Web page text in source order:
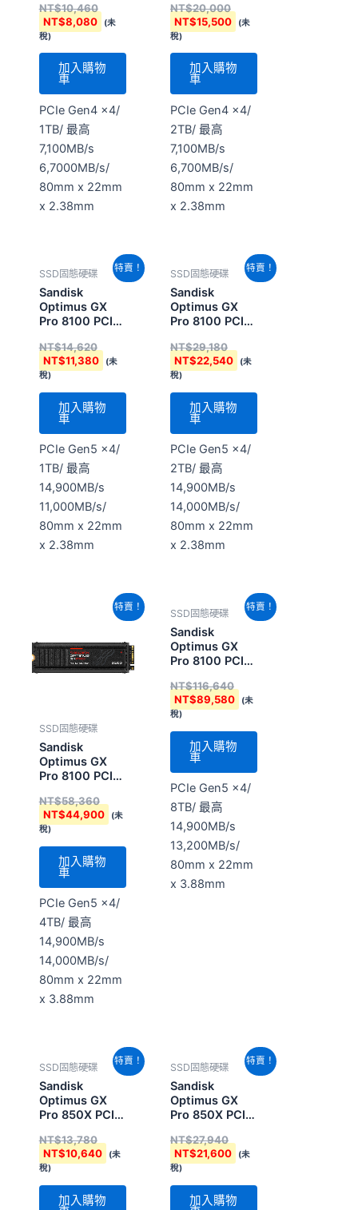
000E0)
NT$10,460
NT$8,080
(未
稅)
加入購物
車
PCIe Gen4 x4/
1TB/ 最高
7,100MB/s
6,7000MB/s/
80mm x 22mm
x 2.38mm
000E0)
NT$20,000
NT$15,500
(未
稅)
加入購物
車
PCIe Gen4 x4/
2TB/ 最高
7,100MB/s
6,700MB/s/
80mm x 22mm
x 2.38mm
特賣！
SSD固態硬碟
Sandisk
Optimus GX
Pro 8100 PCIe
(SDSP82100TAN-
000E0)
NT$14,620
始
格：
NT$14,620。
NT$11,380
格：
NT$11,380。
(未
稅)
加入購物
車
PCIe Gen5 x4/
1TB/ 最高
14,900MB/s
11,000MB/s/
80mm x 22mm
x 2.38mm
特賣！
SSD固態硬碟
Sandisk
Optimus GX
Pro 8100 PCIe
(SDSP82200TAN-
000E0)
NT$29,180
始
格：
NT$29,180。
NT$22,540
目
前
格：
NT$22,540。
(未
稅)
加入購物
車
PCIe Gen5 x4/
2TB/ 最高
14,900MB/s
14,000MB/s/
80mm x 22mm
x 2.38mm
特賣！
SSD固態硬碟
Sandisk
Optimus GX
Pro 8100 PCIe
(SDSP82400TAN-
000E0)
NT$58,360
格：
NT$58,360。
NT$44,900
目
前
格：
NT$44,900。
(未
稅)
加入購物
車
PCIe Gen5 x4/
4TB/ 最高
14,900MB/s
14,000MB/s/
80mm x 22mm
x 3.88mm
特賣！
SSD固態硬碟
Sandisk
Optimus GX
Pro 8100 PCIe
(SDSP82800TAN-
000E0)
NT$116,640
格：
NT$116,640。
NT$89,580
目
前
格：
NT$89,580。
(未
稅)
加入購物
車
PCIe Gen5 x4/
8TB/ 最高
14,900MB/s
13,200MB/s/
80mm x 22mm
x 3.88mm
特賣！
SSD固態硬碟
Sandisk
Optimus GX
Pro 850X PCIe
(SDSP81100TAN-
000E0)
NT$13,780
始
格：
NT$13,780。
NT$10,640
目
前
格：
NT$10,640。
(未
稅)
加入購物
特賣！
SSD固態硬碟
Sandisk
Optimus GX
Pro 850X PCIe
(SDSP81200TAN-
000E0)
NT$27,940
始
格：
NT$27,940。
NT$21,600
目
格：
NT$21,600。
(未
稅)
加入購物